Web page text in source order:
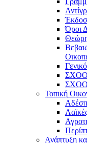
Όροι
Τοπική
Ανάπτυξη